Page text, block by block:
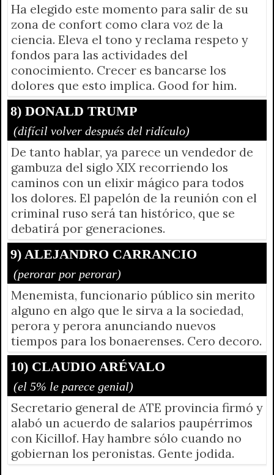
Ha elegido este momento para salir de su
zona de confort como clara voz de la
ciencia. Eleva el tono y reclama respeto y
fondos para las actividades del
conocimiento. Crecer es bancarse los
dolores que esto implica. Good for him.
8) DONALD TRUMP
(difícil volver después del ridículo)
De tanto hablar, ya parece un vendedor de
gambuza del siglo XIX recorriendo los
caminos con un elixir mágico para todos
los dolores. El papelón de la reunión con el
criminal ruso será tan histórico, que se
debatirá por generaciones.
9) ALEJANDRO CARRANCIO
(perorar por perorar)
Menemista, funcionario público sin merito
alguno en algo que le sirva a la sociedad,
perora y perora anunciando nuevos
tiempos para los bonaerenses. Cero decoro.
10) CLAUDIO ARÉVALO
(el 5% le parece genial)
Secretario general de ATE provincia firmó y
alabó un acuerdo de salarios paupérrimos
con Kicillof. Hay hambre sólo cuando no
gobiernan los peronistas. Gente jodida.